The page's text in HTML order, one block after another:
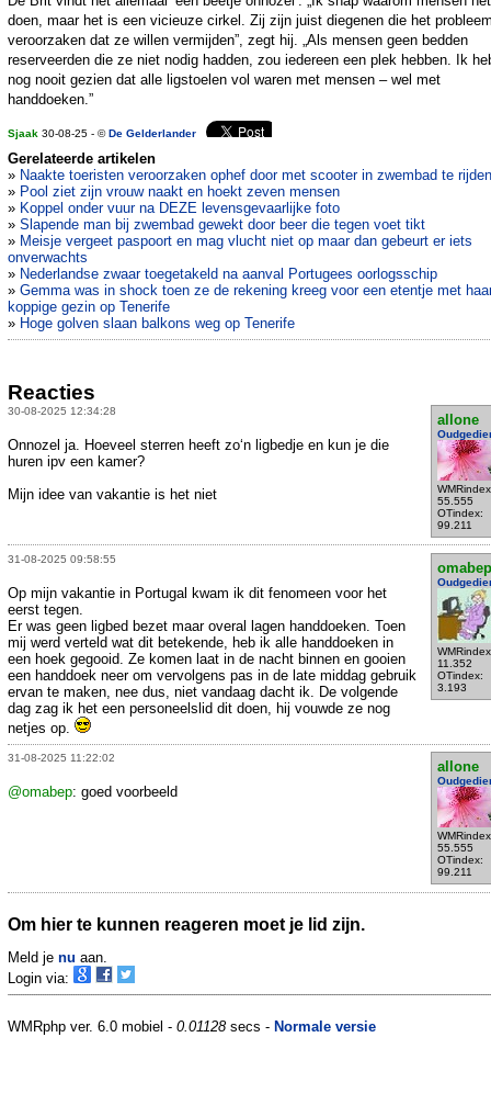
doen, maar het is een vicieuze cirkel. Zij zijn juist diegenen die het
veroorzaken dat ze willen vermijden”, zegt hij. „Als mensen geen bedden
reserveerden die ze niet nodig hadden, zou iedereen een plek hebben. Ik
nog nooit gezien dat alle ligstoelen vol waren met mensen – wel met
handdoeken.”
Sjaak 30-08-25 - ©De Gelderlander
Gerelateerde artikelen
» Naakte toeristen veroorzaken ophef door met scooter in zwembad te rijden
» Pool ziet zijn vrouw naakt en hoekt zeven mensen
» Koppel onder vuur na DEZE levensgevaarlijke foto
» Slapende man bij zwembad gewekt door beer die tegen voet tikt
» Meisje vergeet paspoort en mag vlucht niet op maar dan gebeurt er iets
onverwachts
» Nederlandse zwaar toegetakeld na aanval Portugees oorlogsschip
» Gemma was in shock toen ze de rekening kreeg voor een etentje met
koppige gezin op Tenerife
» Hoge golven slaan balkons weg op Tenerife
Reacties
30-08-2025 12:34:28
allone
55.555
OTindex:
99.211
Onnozel ja. Hoeveel sterren heeft zo‘n ligbedje en kun je die
huren ipv een kamer?
Mijn idee van vakantie is het niet
31-08-2025 09:58:55
omabep
11.352
OTindex:
3.193
Op mijn vakantie in Portugal kwam ik dit fenomeen voor het
eerst tegen.
Er was geen ligbed bezet maar overal lagen handdoeken. Toen
mij werd verteld wat dit betekende, heb ik alle handdoeken in
een hoek gegooid. Ze komen laat in de nacht binnen en gooien
een handdoek neer om vervolgens pas in de late middag gebruik
ervan te maken, nee dus, niet vandaag dacht ik. De volgende
dag zag ik het een personeelslid dit doen, hij vouwde ze nog
netjes op.
31-08-2025 11:22:02
allone
55.555
OTindex:
99.211
@omabep: goed voorbeeld
Om hier te kunnen reageren moet je lid zijn.
Meld je nu aan.
Login via:
WMRphp ver. 6.0 mobiel - 0.01128secs - Normale versie